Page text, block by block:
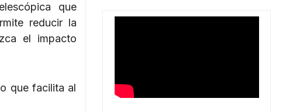
que
reducir la
el impacto
que facilita al